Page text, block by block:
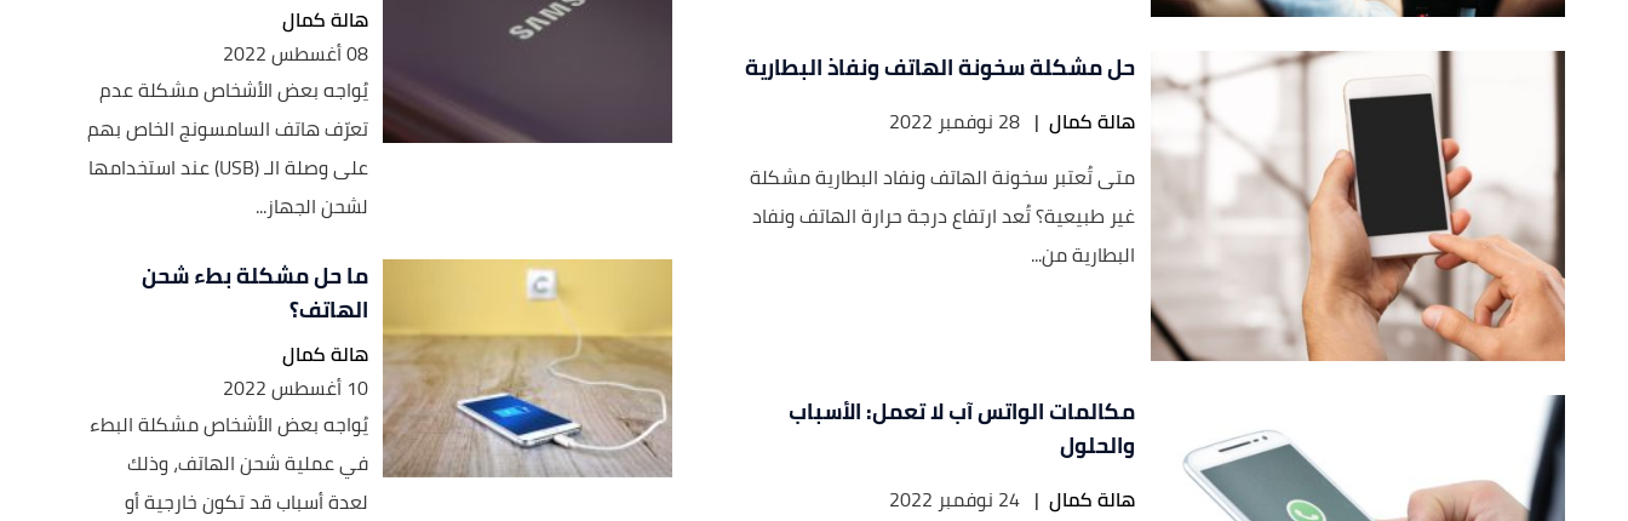
حل مشكلة سخونة الهاتف ونفاذ البطارية
هالة كمال | 28 نوفمبر 2022
متى تُعتبر سخونة الهاتف ونفاد البطارية مشكلة
غير طبيعية؟ تُعد ارتفاع درجة حرارة الهاتف ونفاد
البطارية من...
مكالمات الواتس آب لا تعمل: الأسباب
والحلول
هالة كمال | 24 نوفمبر 2022
هالة كمال
08 أغسطس 2022
يُواجه بعض الأشخاص مشكلة عدم
تعرّف هاتف السامسونج الخاص بهم
على وصلة الـ (USB) عند استخدامها
لشحن الجهاز...
ما حل مشكلة بطء شحن
الهاتف؟
هالة كمال
10 أغسطس 2022
يُواجه بعض الأشخاص مشكلة البطء
في عملية شحن الهاتف، وذلك
لعدة أسباب قد تكون خارجية أو